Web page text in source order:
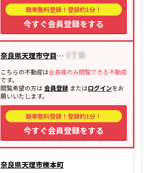
簡単無料登録！登録約1分！
今すぐ会員登録をする
奈良県天理市守目堂町
こちらの不動産は会員様のみ閲覧できる不動産
です。
閲覧希望の方は会員登録またはログインをお
願いいたします。
簡単無料登録！登録約1分！
今すぐ会員登録をする
奈良県天理市櫟本町